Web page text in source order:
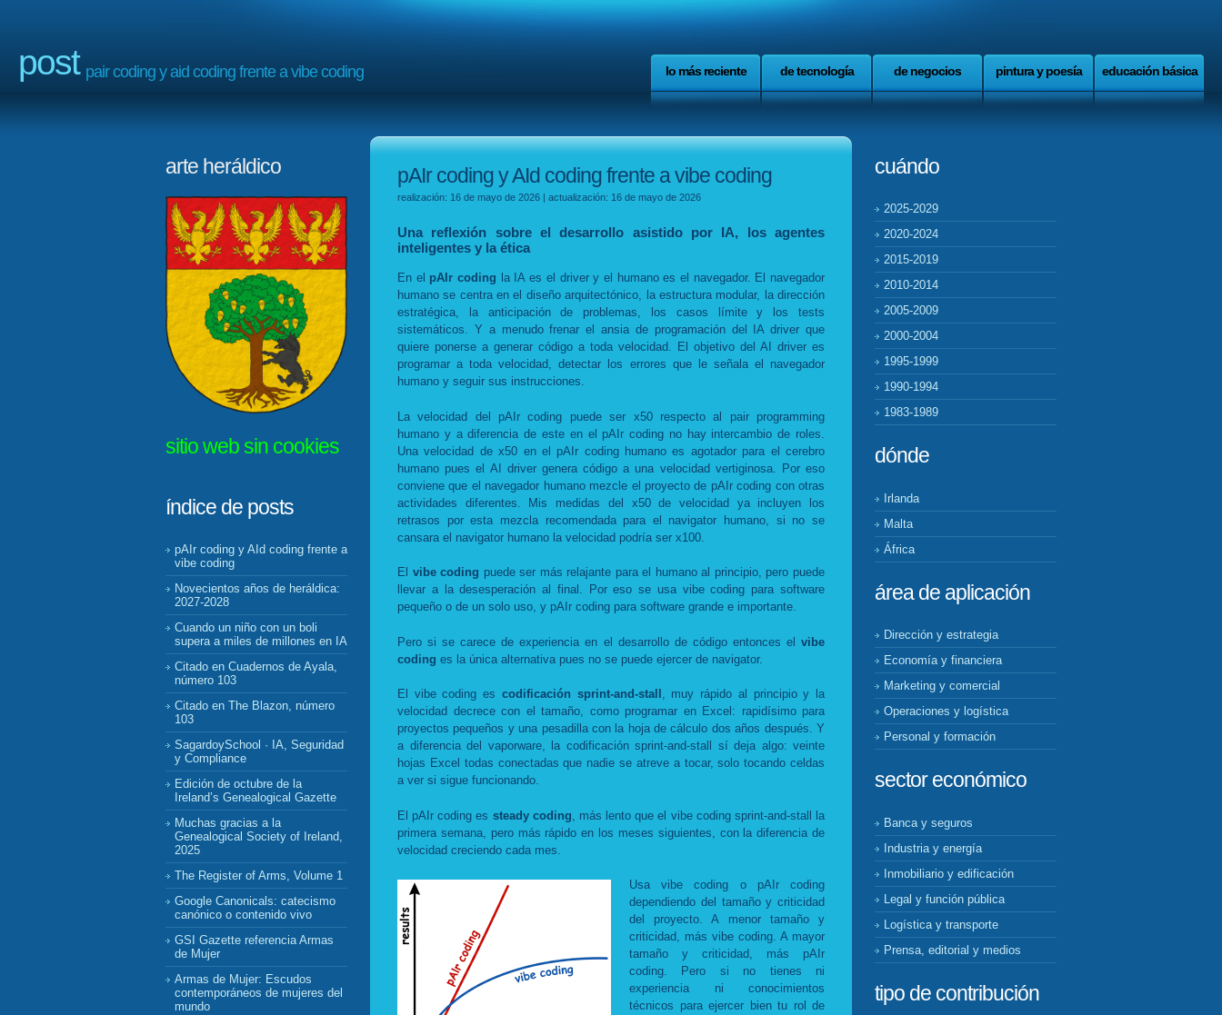
post pair coding y aid coding frente a vibe coding lo más reciente de tecnología de negocios pintura y poesía educación básica
arte heráldico
sitio web sin cookies
índice de posts
pAIr coding y AId coding frente a
vibe coding
Novecientos años de heráldica:
2027-2028
Cuando un niño con un boli
supera a miles de millones en IA
Citado en Cuadernos de Ayala,
número 103
Citado en The Blazon, número
103
SagardoySchool · IA, Seguridad
y Compliance
Edición de octubre de la
Ireland’s Genealogical Gazette
Muchas gracias a la
Genealogical Society of Ireland,
2025
The Register of Arms, Volume 1
Google Canonicals: catecismo
canónico o contenido vivo
GSI Gazette referencia Armas
de Mujer
Armas de Mujer: Escudos
contemporáneos de mujeres del
mundo
pAIr coding y AId coding frente a vibe coding
realización: 16 de mayo de 2026 | actualización: 16 de mayo de 2026
Una reflexión sobre el desarrollo asistido por IA, los agentes
inteligentes y la ética
En el pAIr coding la IA es el driver y el humano es el navegador. El navegador
humano se centra en el diseño arquitectónico, la estructura modular, la dirección
estratégica, la anticipación de problemas, los casos límite y los tests
sistemáticos. Y a menudo frenar el ansia de programación del IA driver que
quiere ponerse a generar código a toda velocidad. El objetivo del AI driver es
programar a toda velocidad, detectar los errores que le señala el navegador
humano y seguir sus instrucciones.
La velocidad del pAIr coding puede ser x50 respecto al pair programming
humano y a diferencia de este en el pAIr coding no hay intercambio de roles.
Una velocidad de x50 en el pAIr coding humano es agotador para el cerebro
humano pues el AI driver genera código a una velocidad vertiginosa. Por eso
conviene que el navegador humano mezcle el proyecto de pAIr coding con otras
actividades diferentes. Mis medidas del x50 de velocidad ya incluyen los
retrasos por esta mezcla recomendada para el navigator humano, si no se
cansara el navigator humano la velocidad podría ser x100.
El vibe coding puede ser más relajante para el humano al principio, pero puede
llevar a la desesperación al final. Por eso se usa vibe coding para software
pequeño o de un solo uso, y pAIr coding para software grande e importante.
Pero si se carece de experiencia en el desarrollo de código entonces el vibe
coding es la única alternativa pues no se puede ejercer de navigator.
El vibe coding es codificación sprint-and-stall , muy rápido al principio y la
velocidad decrece con el tamaño, como programar en Excel: rapidísimo para
proyectos pequeños y una pesadilla con la hoja de cálculo dos años después. Y
a diferencia del vaporware, la codificación sprint-and-stall sí deja algo: veinte
hojas Excel todas conectadas que nadie se atreve a tocar, solo tocando celdas
a ver si sigue funcionando.
El pAIr coding es steady coding , más lento que el vibe coding sprint-and-stall la
primera semana, pero más rápido en los meses siguientes, con la diferencia de
velocidad creciendo cada mes.
Usa vibe coding o pAIr coding
dependiendo del tamaño y criticidad
del proyecto. A menor tamaño y
criticidad, más vibe coding. A mayor
tamaño y criticidad, más pAIr
coding. Pero si no tienes ni
experiencia ni conocimientos
técnicos para ejercer bien tu rol de
cuándo
2025-2029
2020-2024
2015-2019
2010-2014
2005-2009
2000-2004
1995-1999
1990-1994
1983-1989
dónde
Irlanda
Malta
África
área de aplicación
Dirección y estrategia
Economía y financiera
Marketing y comercial
Operaciones y logística
Personal y formación
sector económico
Banca y seguros
Industria y energía
Inmobiliario y edificación
Legal y función pública
Logística y transporte
Prensa, editorial y medios
tipo de contribución